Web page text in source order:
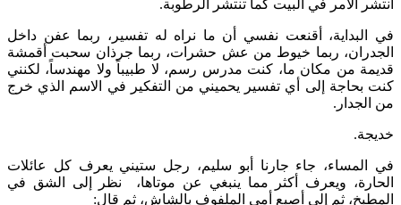
انتشر الأمر في البيت كما تنتشر الرطوبة.
في البداية، أقنعت نفسي أن ما نراه له تفسير، ربما عفن داخل
الجدران، ربما خيوط من عش حشرات، ربما جرذان سحبت أقمشة
قديمة من مكان ما، كنت مدرس رسم، لا طبيباً ولا مهندساً، لكنني
كنت بحاجة إلى أي تفسير يحميني من التفكير في الاسم الذي خرج
من الجدار.
خديجة.
في المساء، جاء جارنا أبو سليم، رجل ستيني يعرف كل عائلات
الحارة، ويعرف أكثر مما ينبغي عن موتاها، نظر إلى الشق في
المطبخ، ثم إلى أصبع أمي الملفوف بالشاش، ثم قال: